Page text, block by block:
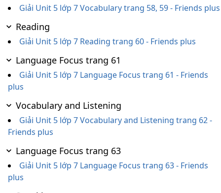
Giải Unit 5 lớp 7 Vocabulary trang 58, 59 - Friends plus
Reading
Giải Unit 5 lớp 7 Reading trang 60 - Friends plus
Language Focus trang 61
Giải Unit 5 lớp 7 Language Focus trang 61 - Friends
plus
Vocabulary and Listening
Giải Unit 5 lớp 7 Vocabulary and Listening trang 62 -
Friends plus
Language Focus trang 63
Giải Unit 5 lớp 7 Language Focus trang 63 - Friends
plus